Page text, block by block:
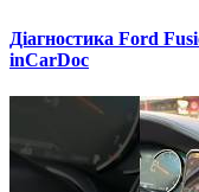
Діагностика Ford
inCarDoc